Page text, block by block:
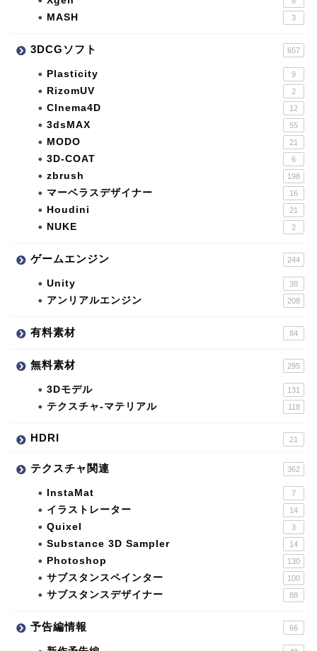
3
3DCGソフト 657
9
2
12
55
21
6
198
マーベラスデザイナー 16
21
2
ゲームエンジン 244
38
アンリアルエンジン 208
有料素材 84
無料素材 295
3Dモデル 131
テクスチャ-マテリアル 118
21
テクスチャ関連 362
7
イラストレーター 14
3
14
130
サブスタンスペインター 100
サブスタンスデザイナー 88
予告編情報 66
新作予告編 49